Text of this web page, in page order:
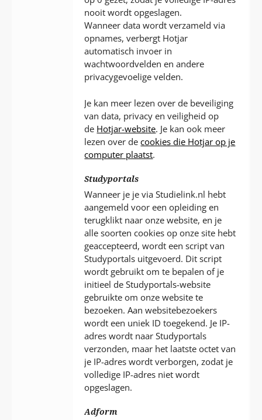
nooit wordt opgeslagen.
Wanneer data wordt verzameld via
opnames, verbergt Hotjar
automatisch invoer in
wachtwoordvelden en andere
privacygevoelige velden.
Je kan meer lezen over de beveiliging
van data, privacy en veiligheid op
de Hotjar-website. Je kan ook meer
lezen over decookies die Hotjar op je
computer plaatst.
Studyportals
Wanneer je je via Studielink.nl hebt
aangemeld voor een opleiding en
terugklikt naar onze website, en je
alle soorten cookies op onze site hebt
geaccepteerd, wordt een script van
Studyportals uitgevoerd. Dit script
wordt gebruikt om te bepalen of je
initieel de Studyportals-website
gebruikte om onze website te
bezoeken. Aan websitebezoekers
wordt een uniek ID toegekend. Je IP-
adres wordt naar Studyportals
verzonden, maar het laatste octet van
je IP-adres wordt verborgen, zodat je
volledige IP-adres niet wordt
opgeslagen.
Adform